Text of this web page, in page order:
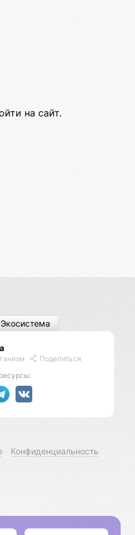
на сайт.
Поделиться
Экосистема
Конфиденциальность